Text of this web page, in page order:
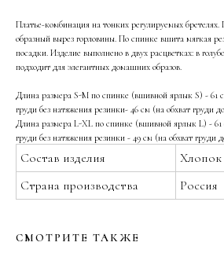
Платье-комбинация на тонких регулируемых
образный вырез горловины. По спинке вшита мягкая
посадки. Изделие выполнено в двух расцветках: в
подходит для элегантных домашних образов.
Длина размера S-M по спинке (вшивной ярлык S) - 61
груди без натяжения резинки- 46 см (на обхват груди
Длина размера L-XL по спинке (вшивной ярлык L) -
груди без натяжения резинки - 49 см (на обхват груди
Состав изделия
Хлопок
Страна производства
Россия
СМОТРИТЕ ТАКЖЕ